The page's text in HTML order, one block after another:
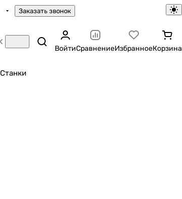
Заказать звонок
ВойтиСравнениеИзбранноеКорзина
Станки